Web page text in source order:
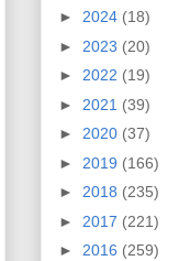
► 2024 (18)
► 2023 (20)
► 2022 (19)
► 2021 (39)
► 2020 (37)
► 2019 (166)
► 2018 (235)
► 2017 (221)
► 2016 (259)